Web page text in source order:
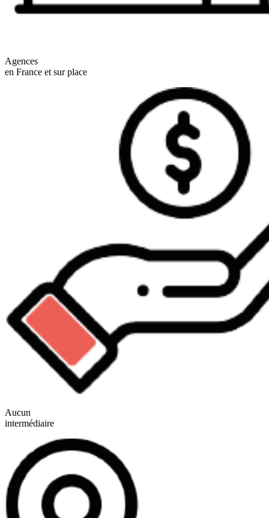
Agences
en France et sur place
Aucun
intermédiaire